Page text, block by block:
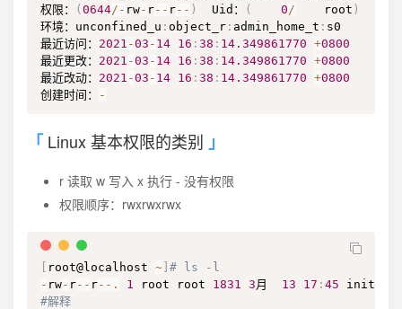
权限：
( 0644/ - rw- r-- r-- )
  Uid：
( 0/
    root
)
环境：unconfined_u : object_r : admin_home_t : s0
最近访问： 2021 -03 - 14 16 : 38 : 14.349861770 +0800
最近更改： 2021 -03 - 14 16 : 38 : 14.349861770 +0800
最近改动： 2021 -03 - 14 16 : 38 : 14.349861770 +0800
创建时间：
-
Linux 基本权限的类别
r 读取 w 写入 x 执行 - 没有权限
权限顺序：rwxrwxrwx
root@localhost ~ # ls -l
- rw- r-- r-- . 1 root root 1831 3月 13 17 : 45 initial
#解释